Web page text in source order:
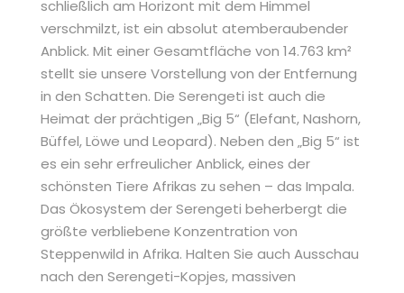
schließlich am Horizont mit dem Himmel
verschmilzt, ist ein absolut atemberaubender
Anblick. Mit einer Gesamtfläche von 14.763 km²
stellt sie unsere Vorstellung von der Entfernung
in den Schatten. Die Serengeti ist auch die
Heimat der prächtigen „Big 5“ (Elefant, Nashorn,
Büffel, Löwe und Leopard). Neben den „Big 5“ ist
es ein sehr erfreulicher Anblick, eines der
schönsten Tiere Afrikas zu sehen – das Impala.
Das Ökosystem der Serengeti beherbergt die
größte verbliebene Konzentration von
Steppenwild in Afrika. Halten Sie auch Ausschau
nach den Serengeti-Kopjes, massiven